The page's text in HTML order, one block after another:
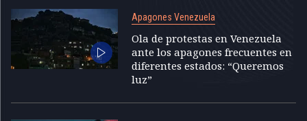
Apagones Venezuela
Ola de protestas en Venezuela
ante los apagones frecuentes en
diferentes estados: “Queremos
luz”